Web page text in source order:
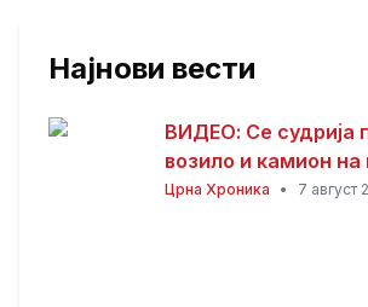
Најнови вести
ВИДЕО: Се судрија
возило и камион на
Гостивар – Страж
Црна Хроника • 7 август